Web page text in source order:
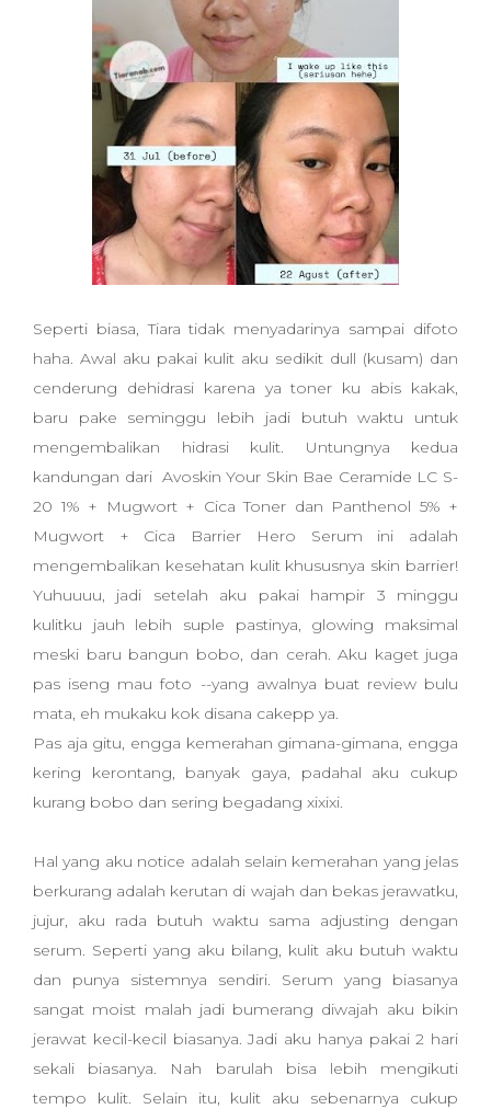
Seperti biasa, Tiara tidak menyadarinya sampai difoto
haha. Awal aku pakai kulit aku sedikit dull (kusam) dan
cenderung dehidrasi karena ya toner ku abis kakak,
baru pake seminggu lebih jadi butuh waktu untuk
mengembalikan hidrasi kulit. Untungnya kedua
kandungan dari Avoskin Your Skin Bae Ceramide LC S-
20 1% + Mugwort + Cica Toner dan Panthenol 5% +
Mugwort + Cica Barrier Hero Serum ini adalah
mengembalikan kesehatan kulit khususnya skin barrier!
Yuhuuuu, jadi setelah aku pakai hampir 3 minggu
kulitku jauh lebih suple pastinya, glowing maksimal
meski baru bangun bobo, dan cerah. Aku kaget juga
pas iseng mau foto --yang awalnya buat review bulu
mata, eh mukaku kok disana cakepp ya.
Pas aja gitu, engga kemerahan gimana-gimana, engga
kering kerontang, banyak gaya, padahal aku cukup
kurang bobo dan sering begadang xixixi.
Hal yang aku notice adalah selain kemerahan yang jelas
berkurang adalah kerutan di wajah dan bekas jerawatku,
jujur, aku rada butuh waktu sama adjusting dengan
serum. Seperti yang aku bilang, kulit aku butuh waktu
dan punya sistemnya sendiri. Serum yang biasanya
sangat moist malah jadi bumerang diwajah aku bikin
jerawat kecil-kecil biasanya. Jadi aku hanya pakai 2 hari
sekali biasanya. Nah barulah bisa lebih mengikuti
tempo kulit. Selain itu, kulit aku sebenarnya cukup